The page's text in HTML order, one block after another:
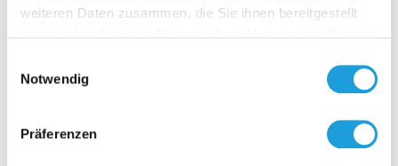
weiteren Daten zusammen, die Sie ihnen bereitgestellt
Notwendig
Präferenzen
© Aurelis Real Estate | Frankfurt DB
München
Klinikum rechts der Isar